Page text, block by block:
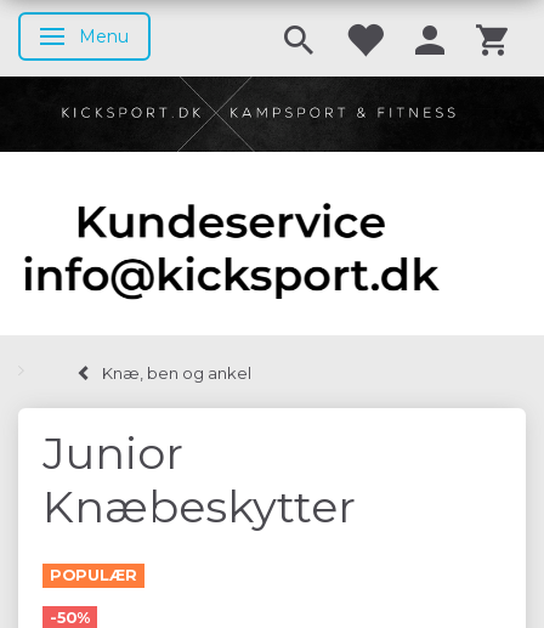
Skifte navigation
Menu
Knæ, ben og ankel
Junior
Knæbeskytter
POPULÆR
-50%